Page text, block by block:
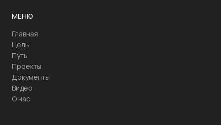
МЕНЮ
Главная
Цель
Путь
Проекты
Документы
Видео
О нас